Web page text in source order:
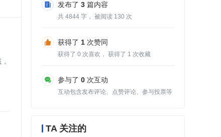
发布了 3 篇内容
共 4844 字， 被阅读 130 次
获得了 1 次赞同
获得了 0 次喜欢， 获得了 1 次收藏
参与了 0 次互动
互动包含发布评论、点赞评论、参与投票等
TA 关注的